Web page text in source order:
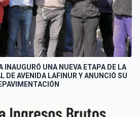
INAUGURÓ UNA NUEVA ETAPA DE LA
DE AVENIDA LAFINUR Y ANUNCIÓ SU